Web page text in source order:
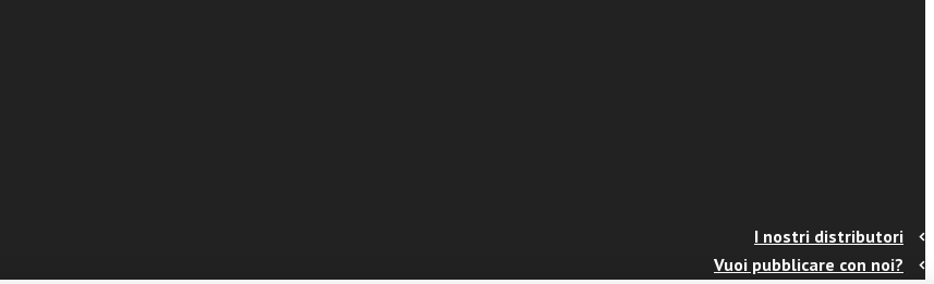
I nostri distributori
Vuoi pubblicare con noi?